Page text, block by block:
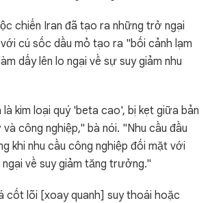
chiến Iran đã tạo ra những trở ngại
cú sốc dầu mỏ tạo ra "bối cảnh lạm
dấy lên lo ngại về sự suy giảm nhu
kim loại quý 'beta cao', bị kẹt giữa bản
công nghiệp," bà nói. "Nhu cầu đầu
khi nhu cầu công nghiệp đối mặt với
về suy giảm tăng trưởng."
cốt lõi [xoay quanh] suy thoái hoặc